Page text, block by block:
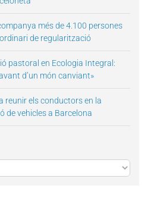
més de 4.100 persones
de regularització
pastoral en Ecologia Integral:
d’un món canviant»
reunir els conductors en la
de vehicles a Barcelona